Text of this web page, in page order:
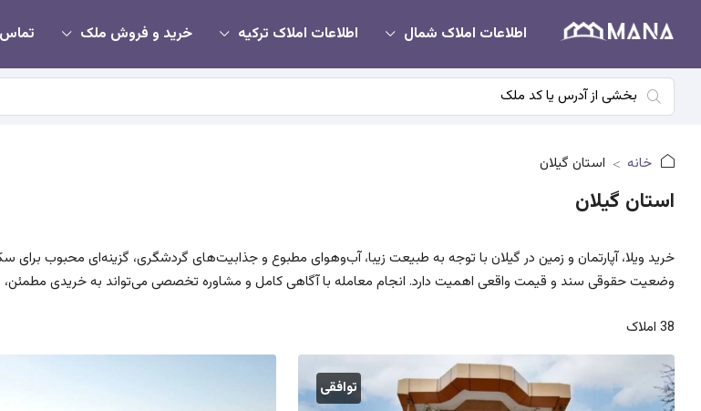
اطلاعات املاک شمال اطلاعات املاک ترکیه خرید و فروش ملک تماس
خانه استان گیلان
استان گیلان
خرید ویلا، آپارتمان و زمین در گیلان با توجه به طبیعت زیبا، آب‌وهوای مطبوع و جذابیت‌های گردشگری، گزینه‌ای محبوب
وضعیت حقوقی سند و قیمت واقعی اهمیت دارد. انجام معامله با آگاهی کامل و مشاوره تخصصی می‌تواند به خریدی
38 املاک
توافقی